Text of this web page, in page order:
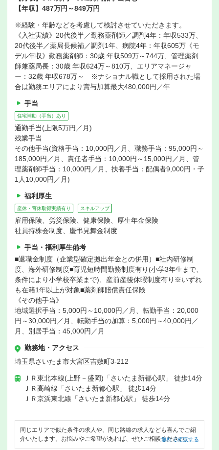
【年収】487万円～849万円
※経験・年齢などを考慮して検討させていただきます。
《入社実績》20代後半／勤務薬剤師／調剤4年：年収533万、
20代後半／薬局長候補／調剤1年、病院4年：年収605万《モ
デル年収》勤務薬剤師：30歳 年収509万～744万、管理薬剤
師兼薬局長：30歳 年収624万～810万、エリアマネージャ
ー：32歳 年収678万～ ※ナショナル職として採用された場
合は勤務エリアにより賞与加算最大480,000円／年
手当
住宅補助（手当）あり
通勤手当(上限5万円／月)
残業手当
その他手当(資格手当：10,000円／月、職務手当：95,000円～
185,000円／月、責任者手当：10,000円～15,000円／月、管
理薬剤師手当：10,000円／月、扶養手当：配偶者9,000円・子
1人10,000円／月)
福利厚生
産休・育休取得実績有り スキルアップ
雇用保険、労災保険、健康保険、厚生年金保険
社員持株会制度、慶弔見舞金制度
手当・福利厚生備考
■退職金制度（企業型確定拠出年金との併用）■社内研修制
度、海外研修制度■育児短時間勤務制度有り(小学3年生まで、
条件により小学校卒業まで)、産前産後休暇制度有り※いずれ
も在籍1年以上が対象■薬剤師賠償責任保険
《その他手当》
地域選択手当：5,000円～10,000円／月、転勤手当：20,000
円～30,000円／月、転勤手当の加算：5,000円～40,000円／
月、別居手当：45,000円／月
勤務地・アクセス
埼玉県さいたま市大宮区吉敷町3-212
ＪＲ東北本線(上野－盛岡)「さいたま新都心駅」 徒歩14分
ＪＲ高崎線「さいたま新都心駅」 徒歩14分
ＪＲ京浜東北線「さいたま新都心駅」 徒歩14分
同じエリアで似た条件の求人や、同じ路線の求人なども喜んでご紹
介いたします。お悩みやご希望があれば、ぜひご相談ください。
無料で相談する